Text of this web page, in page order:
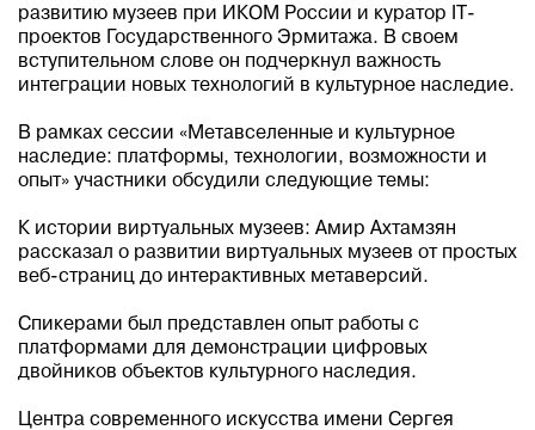
развитию музеев при ИКОМ России и куратор IT-
проектов Государственного Эрмитажа. В своем
вступительном слове он подчеркнул важность
интеграции новых технологий в культурное наследие.
В рамках сессии «Метавселенные и культурное
наследие: платформы, технологии, возможности и
опыт» участники обсудили следующие темы:
К истории виртуальных музеев: Амир Ахтамзян
рассказал о развитии виртуальных музеев от простых
веб-страниц до интерактивных метаверсий.
Спикерами был представлен опыт работы с
платформами для демонстрации цифровых
двойников объектов культурного наследия.
Центра современного искусства имени Сергея